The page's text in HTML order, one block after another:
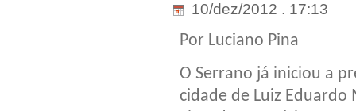
10/dez/2012 . 17:13
Por Luciano Pina
O Serrano já iniciou a
cidade de Luiz Eduardo